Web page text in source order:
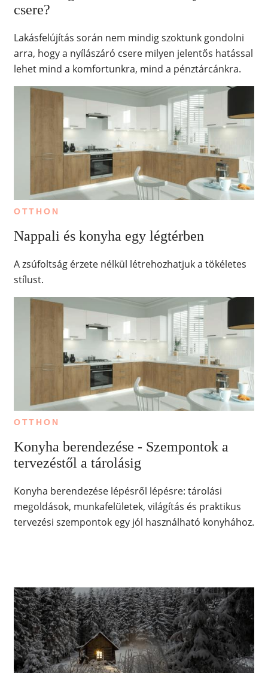
csere?
Lakásfelújítás során nem mindig szoktunk gondolni
arra, hogy a nyílászáró csere milyen jelentős hatással
lehet mind a komfortunkra, mind a pénztárcánkra.
OTTHON
Nappali és konyha egy légtérben
A zsúfoltság érzete nélkül létrehozhatjuk a tökéletes
stílust.
OTTHON
Konyha berendezése - Szempontok a
tervezéstől a tárolásig
Konyha berendezése lépésről lépésre: tárolási
megoldások, munkafelületek, világítás és praktikus
tervezési szempontok egy jól használható konyhához.